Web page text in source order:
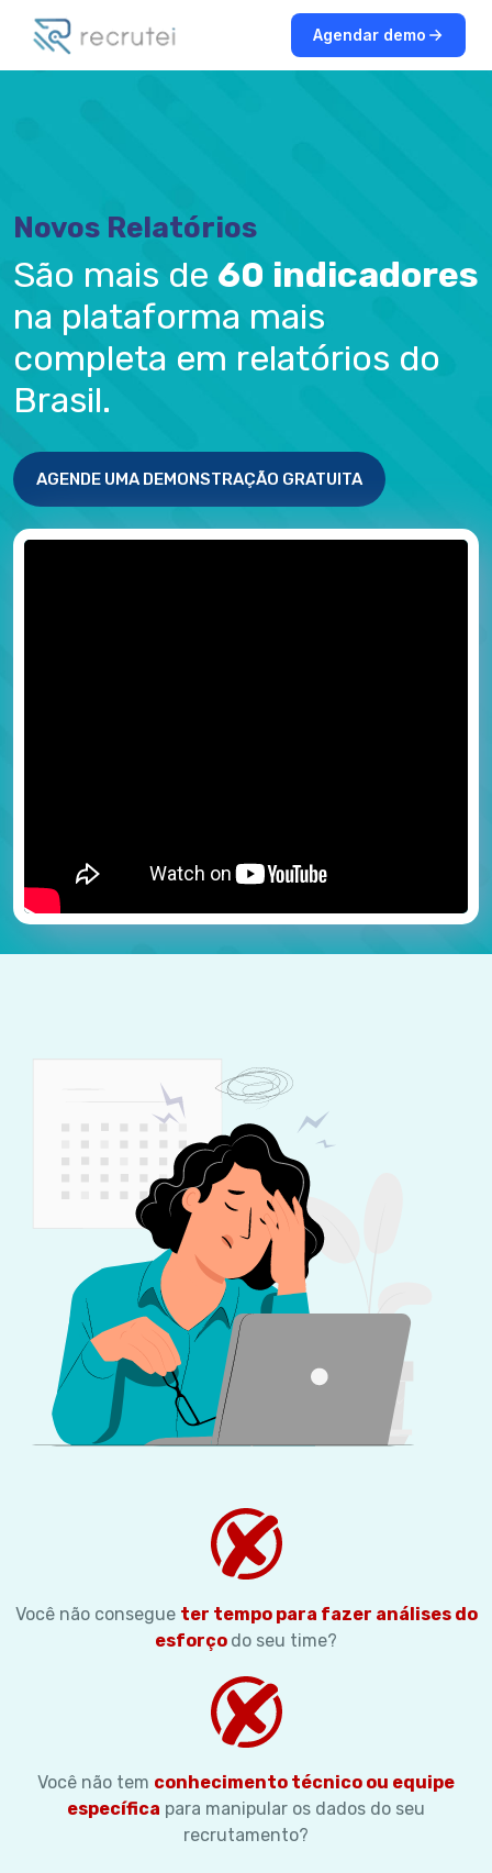
Agendar demo
Novos Relatórios
São mais de 60 indicadores
na plataforma mais
completa em relatórios do
Brasil.
AGENDE UMA DEMONSTRAÇÃO GRATUITA
Você não consegue ter tempo para fazer análises do
esforço do seu time?
Você não tem conhecimento técnico ou equipe
específica para manipular os dados do seu
recrutamento?